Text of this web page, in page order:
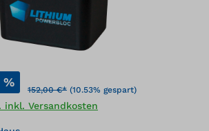
%
152,00 €* (10.53% gespart)
inkl. Versandkosten